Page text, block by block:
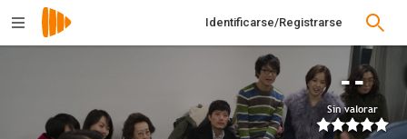
Identificarse/Registrarse
--
Sin valorar